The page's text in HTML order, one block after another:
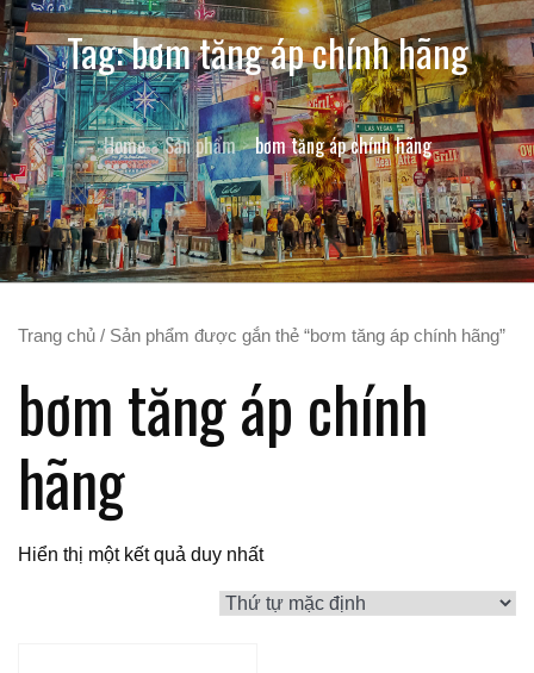
Tag:bơm tăng áp chính hãng
Home Sản phẩm bơm tăng áp chính hãng
Trang chủ / Sản phẩm được gắn thẻ “bơm tăng áp chính hãng”
bơm tăng áp chính
hãng
Hiển thị một kết quả duy nhất